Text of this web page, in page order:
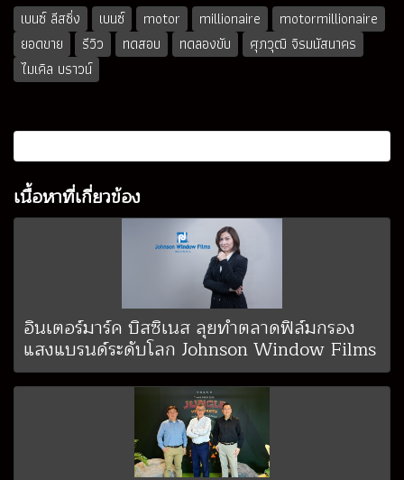
เบนซ์ ลีสซิ่ง เบนซ์ motor millionaire
motormillionaire
ยอดขาย
รีวิว ทดสอบ ทดลองขับ
ศุภวุฒิ จิรมนัสนาคร
ไมเคิล บราวน์
เนื้อหาที่เกี่ยวข้อง
อินเตอร์มาร์ค บิสซิเนส ลุยทำตลาดฟิล์มกรอง
แสงแบรนด์ระดับโลก Johnson Window Films